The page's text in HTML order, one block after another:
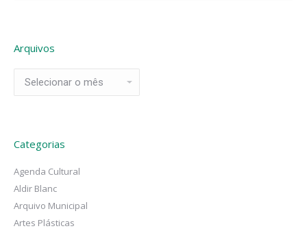
Arquivos
Categorias
Agenda Cultural
Aldir Blanc
Arquivo Municipal
Artes Plásticas